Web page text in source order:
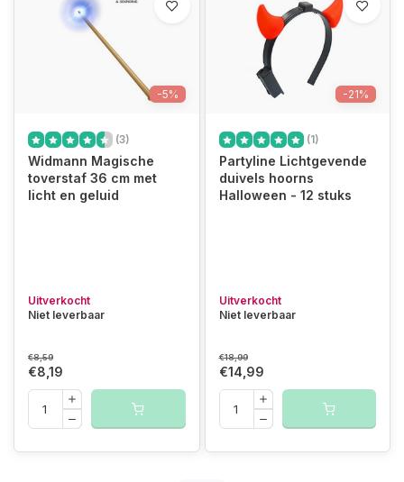
-5%
(3)
Widmann Magische
toverstaf 36 cm met
licht en geluid
Uitverkocht
Niet leverbaar
€8,59
€8,19
-21%
(1)
Partyline Lichtgevende
duivels hoorns
Halloween - 12 stuks
Uitverkocht
Niet leverbaar
€18,99
€14,99